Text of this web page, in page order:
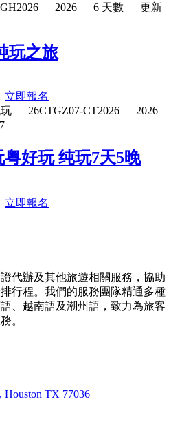
2026 6 天數
更新
玩之旅
立即報名
26CTGZ07-CT2026
2026
好玩 纯玩7天5晚
立即報名
代辦及其他旅遊相關服務，協助
行程。我們的服務團隊精通多種
、越南語及潮州語，致力為旅客
。
Houston TX 77036